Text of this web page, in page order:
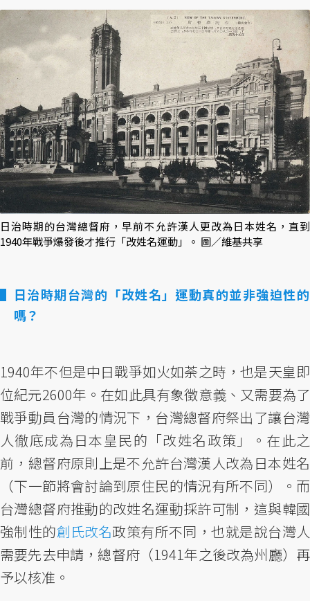
日治時期的台灣總督府，早前不允許漢人更改為日本姓名，直到
1940年戰爭爆發後才推行「改姓名運動」。 圖／維基共享
日治時期台灣的「改姓名」運動真的並非強迫性的
嗎？
1940年不但是中日戰爭如火如荼之時，也是天皇即
位紀元2600年。在如此具有象徵意義、又需要為了
戰爭動員台灣的情況下，台灣總督府祭出了讓台灣
人徹底成為日本皇民的「改姓名政策」。在此之
前，總督府原則上是不允許台灣漢人改為日本姓名
（下一節將會討論到原住民的情況有所不同）。而
台灣總督府推動的改姓名運動採許可制，這與韓國
強制性的創氏改名政策有所不同，也就是說台灣人
需要先去申請，總督府（1941年之後改為州廳）再
予以核准。